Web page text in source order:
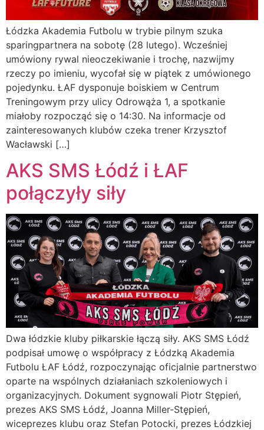
Łódzka Akademia Futbolu w trybie pilnym szuka
sparingpartnera na sobotę (28 lutego). Wcześniej
umówiony rywal nieoczekiwanie i trochę, nazwijmy
rzeczy po imieniu, wycofał się w piątek z umówionego
pojedynku. ŁAF dysponuje boiskiem w Centrum
Treningowym przy ulicy Odrowąża 1, a spotkanie
miałoby rozpocząć się o 14:30. Na informacje od
zainteresowanych klubów czeka trener Krzysztof
Wacławski […]
AKS SMS Łódź i ŁAF
połączyły siły
Dwa łódzkie kluby piłkarskie łączą siły. AKS SMS Łódź
podpisał umowę o współpracy z Łódzką Akademia
Futbolu ŁAF Łódź, rozpoczynając oficjalnie partnerstwo
oparte na wspólnych działaniach szkoleniowych i
organizacyjnych. Dokument sygnowali Piotr Stępień,
prezes AKS SMS Łódź, Joanna Miller-Stępień,
wiceprezes klubu oraz Stefan Potocki, prezes Łódzkiej